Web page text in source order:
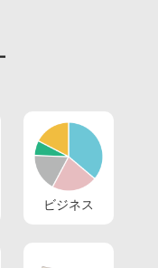
ビジネス